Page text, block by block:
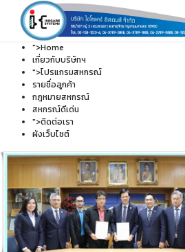
">Home
เกี่ยวกับบริษัทฯ
">โปรแกรมสหกรณ์
รายชื่อลูกค้า
กฎหมายสหกรณ์
สหกรณ์ดีเด่น
">ติดต่อเรา
ผังเว็บไซต์